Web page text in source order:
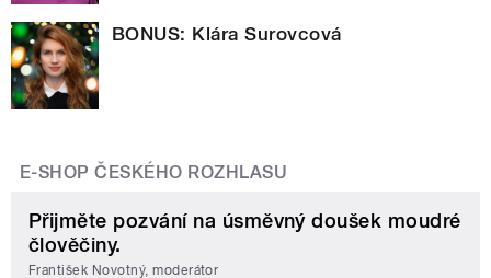
BONUS: Klára Surovcová
E-SHOP ČESKÉHO ROZHLASU
Přijměte pozvání na úsměvný doušek moudré
člověčiny.
František Novotný, moderátor